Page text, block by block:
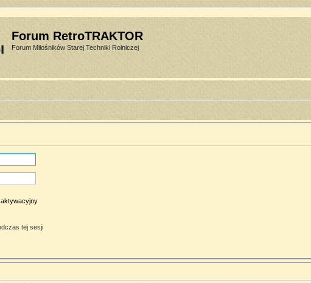
Forum RetroTRAKTOR
Forum Miłośników Starej Techniki Rolniczej
aktywacyjny
tej sesji